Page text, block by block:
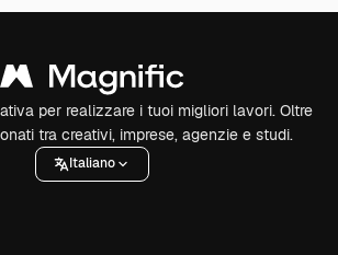
per realizzare i tuoi migliori lavori. Oltre
tra creativi, imprese, agenzie e studi.
Italiano